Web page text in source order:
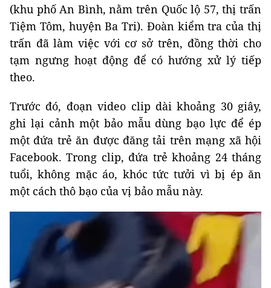
(khu phố An Bình, nằm trên Quốc lộ 57, thị trấn
Tiệm Tôm, huyện Ba Tri). Đoàn kiểm tra của thị
trấn đã làm việc với cơ sở trên, đồng thời cho
tạm ngưng hoạt động để có hướng xử lý tiếp
theo.
Trước đó, đoạn video clip dài khoảng 30 giây,
ghi lại cảnh một bảo mẫu dùng bạo lực để ép
một đứa trẻ ăn được đăng tải trên mạng xã hội
Facebook. Trong clip, đứa trẻ khoảng 24 tháng
tuổi, không mặc áo, khóc tức tưởi vì bị ép ăn
một cách thô bạo của vị bảo mẫu này.